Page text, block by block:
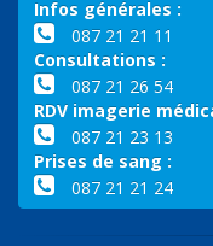
Infos générales :
087 21 21 11
Consultations :
087 21 26 54
RDV imagerie
087 21 23 13
Prises de sang :
087 21 21 24